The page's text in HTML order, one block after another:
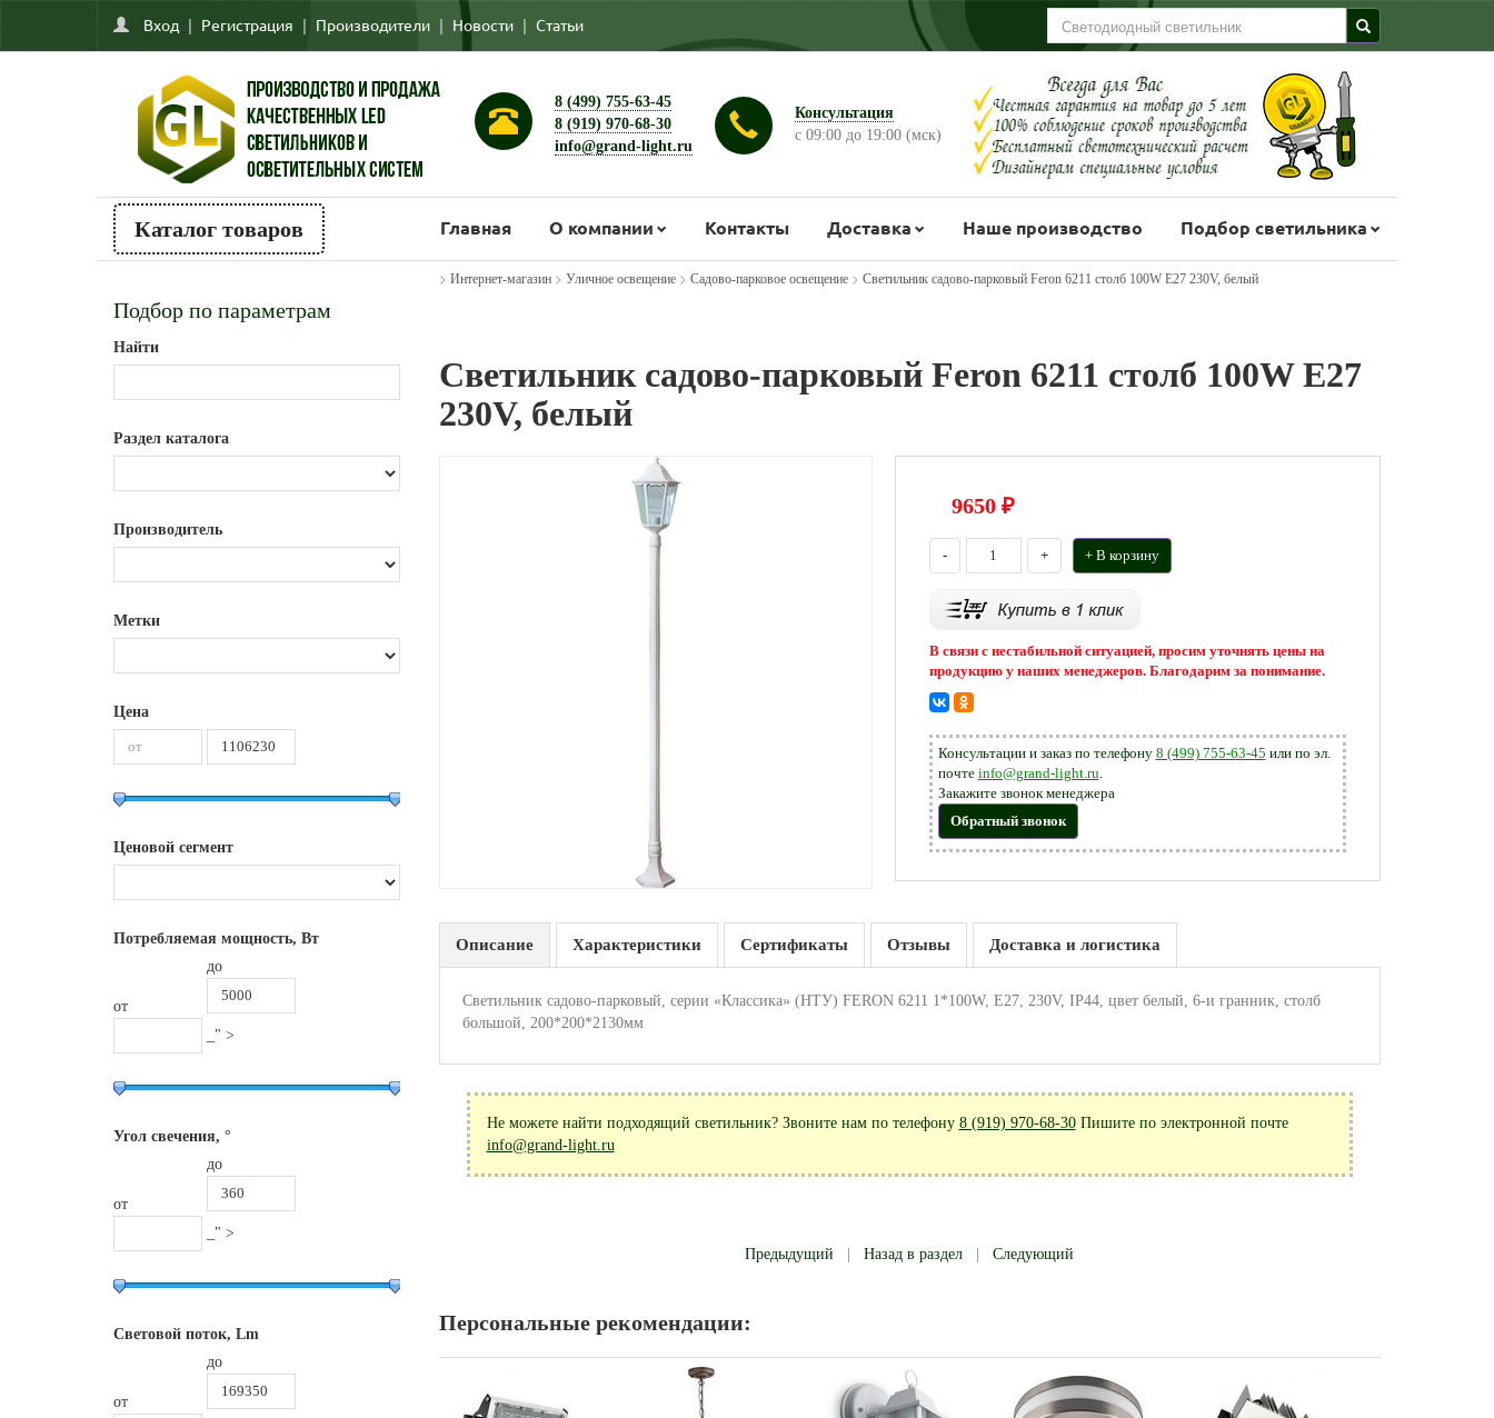
Вход | Регистрация | Производители | Новости | Статьи
8 (499) 755-63-45
8 (919) 970-68-30
info@grand-light.ru
Консультация
с 09:00 до 19:00 (мск)
Каталог товаров Главная О компании Контакты Доставка Наше производство Подбор светильника
Подбор по параметрам
Найти
Раздел каталога
Производитель
Метки
Цена
Ценовой сегмент
Потребляемая мощность, Вт
от
до
_" >
Угол свечения, °
от
до
_" >
Световой поток, Lm
от
до
> Интернет-магазин> Уличное освещение> Садово-парковое освещение> Светильник садово-парковый Feron 6211 столб 100W E27 230V, белый
Светильник садово-парковый Feron 6211 столб 100W E27
230V, белый
9650₽
- + + В корзину
В связи с нестабильной ситуацией, просим уточнять цены на
продукцию у наших менеджеров. Благодарим за понимание.
Консультации и заказ по телефону 8 (499) 755-63-45 или по эл.
почте info@grand-light.ru.
Закажите звонок менеджера
Обратный звонок
Описание Характеристики Сертификаты Отзывы Доставка и логистика
Светильник садово-парковый, серии «Классика» (НТУ) FERON 6211 1*100W, E27, 230V, IP44, цвет белый, 6-и гранник, столб
большой, 200*200*2130мм
Не можете найти подходящий светильник? Звоните нам по телефону 8 (919) 970-68-30Пишите по электронной почте
info@grand-light.ru
Предыдущий |Назад в раздел |Следующий
Персональные рекомендации: